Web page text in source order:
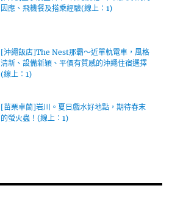
因應、飛機餐及搭乘經驗(線上：1)
[沖繩飯店]The Nest那霸～近單軌電車，風格
清新、設備新穎、平價有質感的沖繩住宿選擇
(線上：1)
[苗栗卓蘭]岩川。夏日戲水好地點，期待春末
的螢火蟲！(線上：1)